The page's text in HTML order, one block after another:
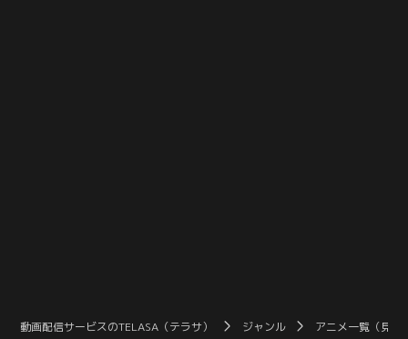
動画配信サービスのTELASA（テラサ） ジャンル アニメ一覧（見放